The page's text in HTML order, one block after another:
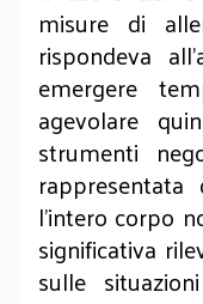
misure di
rispondeva
emergere
agevolare
strumenti
rappresentata
l’intero corpo
significativa
sulle